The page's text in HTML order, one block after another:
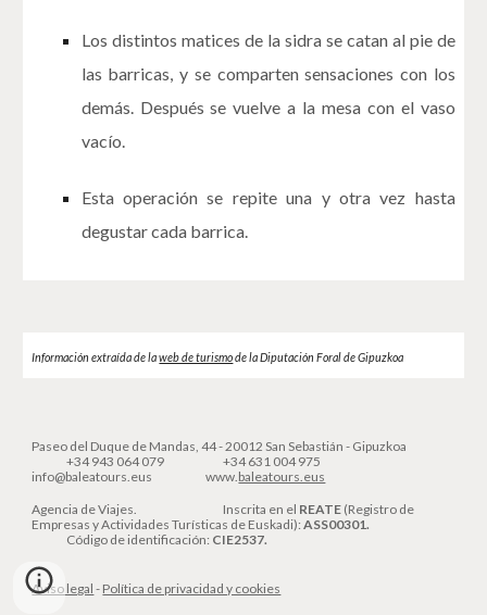
Los distintos matices de la sidra se catan al pie de
las barricas, y se comparten sensaciones con los
demás. Después se vuelve a la mesa con el vaso
vacío.
Esta operación se repite una y otra vez hasta
degustar cada barrica.
Información extraída de la web de turismo de la Diputación Foral de Gipuzkoa
Paseo del Duque de Mandas, 44-20012 San Sebastián - Gipuzkoa
+34 943 064 079
+34631 004 975
info@baleatours.eus
www.baleatours.eus
Agencia de Viajes.
Inscrita en el REATE (Registro de
Empresas y Actividades Turísticas de Euskadi):ASS00301.
Código de identificación: CIE2537.
Aviso legal - Política de privacidad y cookies